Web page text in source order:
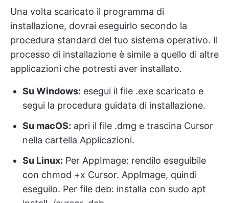
Una volta scaricato il programma di
installazione, dovrai eseguirlo secondo la
procedura standard del tuo sistema operativo. Il
processo di installazione è simile a quello di altre
applicazioni che potresti aver installato.
Su Windows: esegui il file .exe scaricato e
segui la procedura guidata di installazione.
Su macOS: apri il file .dmg e trascina Cursor
nella cartella Applicazioni.
Su Linux: Per AppImage: rendilo eseguibile
con chmod +x Cursor. AppImage, quindi
eseguilo. Per file deb: installa con sudo apt